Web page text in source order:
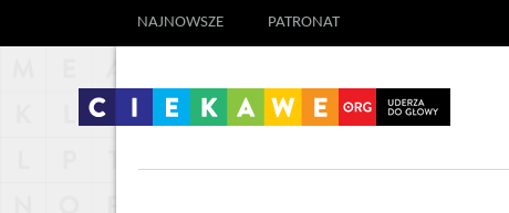
NAJNOWSZE PATRONAT